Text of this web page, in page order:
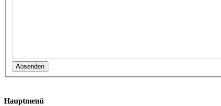
Hauptmenü